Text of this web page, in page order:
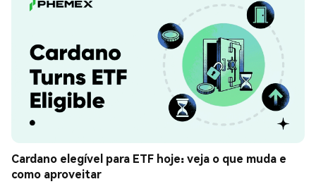
Cardano elegível para ETF hoje: veja o que muda e
como aproveitar